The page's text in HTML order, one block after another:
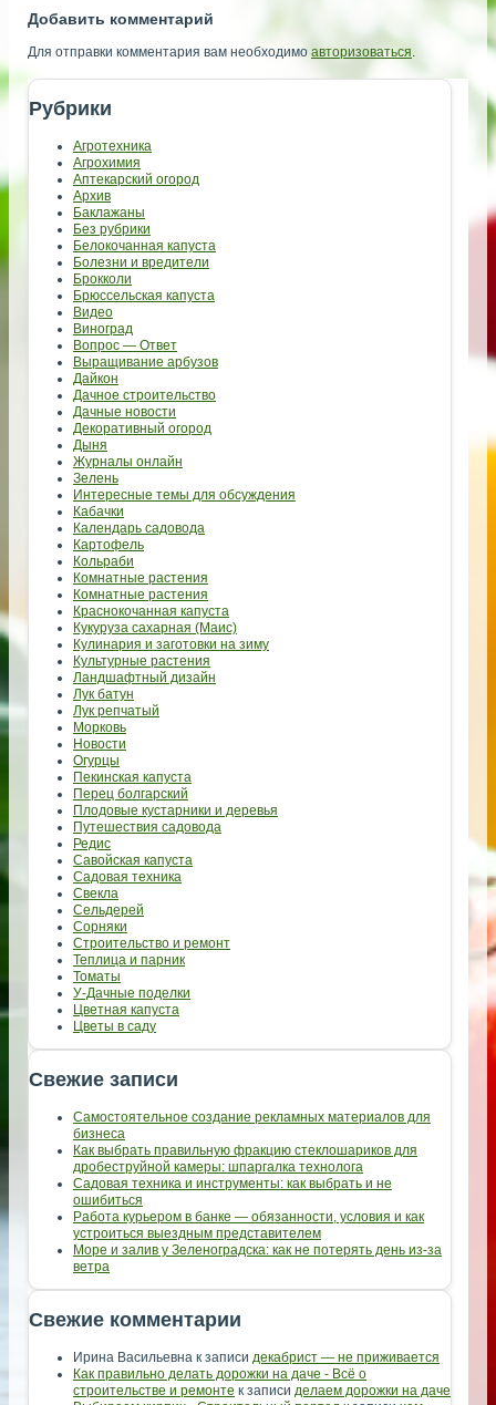
Добавить комментарий
Для отправки комментария вам необходимо авторизоваться.
Рубрики
Агротехника
Агрохимия
Аптекарский огород
Архив
Баклажаны
Без рубрики
Белокочанная капуста
Болезни и вредители
Брокколи
Брюссельская капуста
Видео
Виноград
Вопрос — Ответ
Выращивание арбузов
Дайкон
Дачное строительство
Дачные новости
Декоративный огород
Дыня
Журналы онлайн
Зелень
Интересные темы для обсуждения
Кабачки
Календарь садовода
Картофель
Кольраби
Комнатные растения
Комнатные растения
Краснокочанная капуста
Кукуруза сахарная (Маис)
Кулинария и заготовки на зиму
Культурные растения
Ландшафтный дизайн
Лук батун
Лук репчатый
Морковь
Новости
Огурцы
Пекинская капуста
Перец болгарский
Плодовые кустарники и деревья
Путешествия садовода
Редис
Савойская капуста
Садовая техника
Свекла
Сельдерей
Сорняки
Строительство и ремонт
Теплица и парник
Томаты
У-Дачные поделки
Цветная капуста
Цветы в саду
Свежие записи
Самостоятельное создание рекламных материалов для
бизнеса
Как выбрать правильную фракцию стеклошариков для
дробеструйной камеры: шпаргалка технолога
Садовая техника и инструменты: как выбрать и не
ошибиться
Работа курьером в банке — обязанности, условия и как
устроиться выездным представителем
Море и залив у Зеленоградска: как не потерять день из-за
ветра
Свежие комментарии
Ирина Васильевна к записи декабрист — не приживается
Как правильно делать дорожки на даче - Всё о
строительстве и ремонте к записи делаем дорожки на даче